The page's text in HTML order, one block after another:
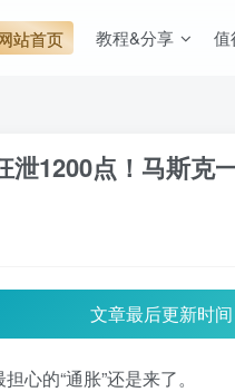
站首页 教程&分享 值
1200点！马斯克
文章最后更新时间
心的“通胀”还是来了。